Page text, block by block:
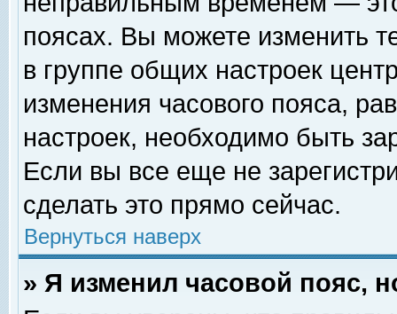
поясах. Вы можете изменить
в группе общих настроек
изменения часового пояса,
настроек, необходимо быть
Если вы все еще не
сделать это прямо сейчас.
Вернуться наверх
» Я изменил часовой пояс,